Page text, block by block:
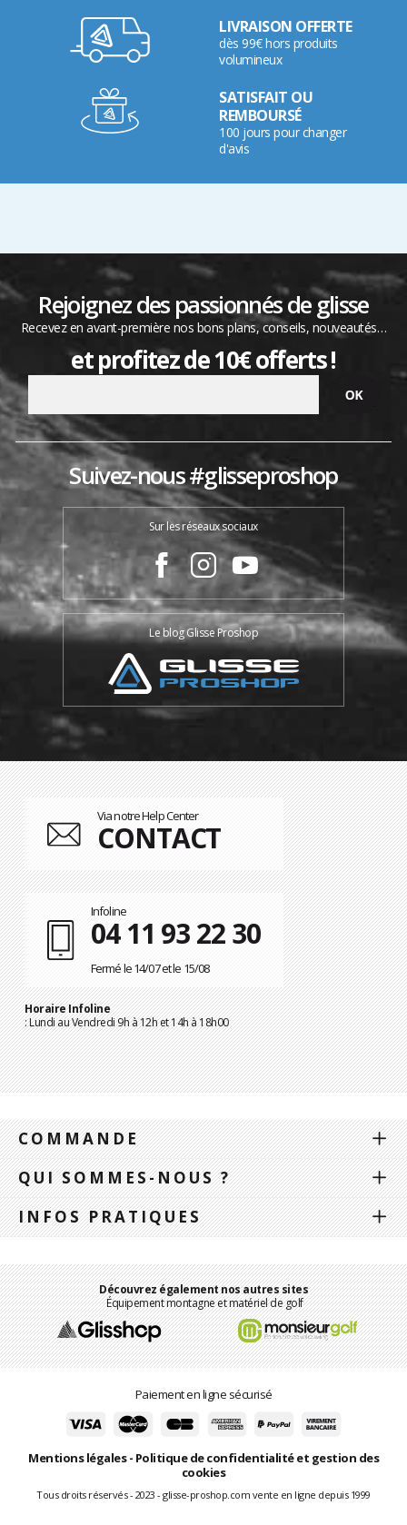
LIVRAISON OFFERTE
dès 99€ hors produits
volumineux
SATISFAIT OU
REMBOURSÉ
100 jours pour changer
d'avis
Rejoignez des passionnés de glisse
Recevez en avant-première nos bons plans, conseils, nouveautés…
et profitez de 10€ offerts !
Suivez-nous #glisseproshop
Sur les réseaux sociaux
Le blog Glisse Proshop
Via notre Help Center
CONTACT
Infoline
04 11 93 22 30
Fermé le 14/07 et le 15/08
Horaire Infoline
: Lundi au Vendredi 9h à 12h et 14h à 18h00
COMMANDE
QUI SOMMES-NOUS ?
INFOS PRATIQUES
Découvrez également nos autres sites
Équipement montagne et matériel de golf
Paiement en ligne sécurisé
Mentions légales- Politique de confidentialité et gestion des
cookies
Tous droits réservés - 2023 - glisse-proshop.com vente en ligne depuis 1999